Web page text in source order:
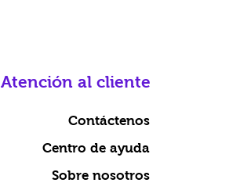
Atención al cliente
Contáctenos
Centro de ayuda
Sobre nosotros